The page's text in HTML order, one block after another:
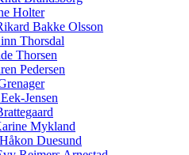
Holter
Bakke Olsson
Thorsdal
Thorsen
Pedersen
Jensen
Mykland
Duesund